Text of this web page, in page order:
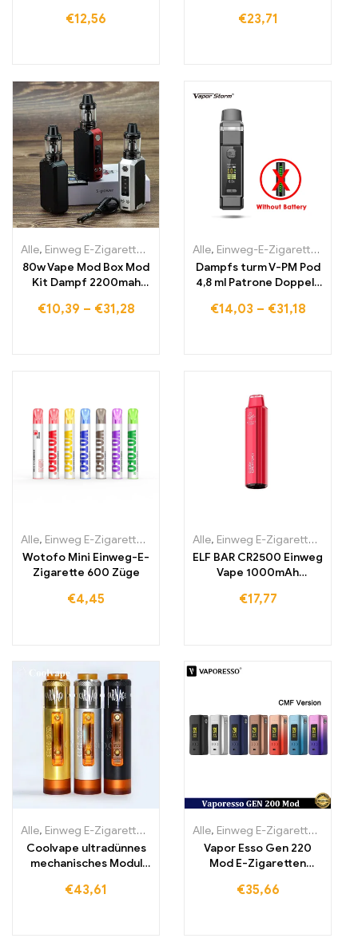
€12,56
Zigarette
€23,71
Alle, Einweg E-Zigaretten Einweg-E-Zigaretten Litauen,Einweg-
80w Vape Mod Box Mod
Kit Dampf 2200mah
€10,39 – €31,28
Alle, Einweg-E-Zigaretten Litauen
Dampfs turm V-PM Pod
4,8 ml Patrone Doppels
offenes System Vape
€14,03 – €31,18
Alle, Einweg E-Zigaretten Einweg-E-Zigaretten Irland,Einweg-E-
Wotofo Mini Einweg-E-
Zigarette 600 Züge
€4,45
Alle, Einweg E-Zigaretten
ELF BAR CR2500 Einweg
Vape 1000mAh
€17,77
Alle, Einweg E-Zigaretten Einweg-E-Zigaretten Litauen,Einweg-
Coolvape ultradünnes
mechanisches Modul
€43,61
Alle, Einweg E-Zigaretten
Vapor Esso Gen 220
Mod E-Zigaretten
€35,66